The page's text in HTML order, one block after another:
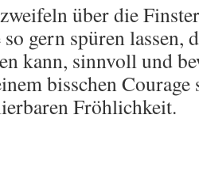
über die
gern spüren lassen,
kann, sinnvoll und
bisschen Courage
Fröhlichkeit.